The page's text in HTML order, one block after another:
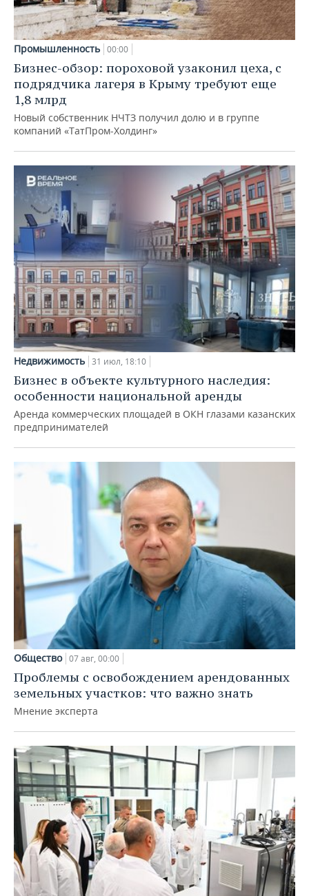
Промышленность 00:00
Бизнес-обзор: пороховой узаконил цеха, с
подрядчика лагеря в Крыму требуют еще
1,8 млрд
Новый собственник НЧТЗ получил долю и в группе
компаний «ТатПром-Холдинг»
Недвижимость 31 июл, 18:10
Бизнес в объекте культурного наследия:
особенности национальной аренды
Аренда коммерческих площадей в ОКН глазами казанских
предпринимателей
Общество 07 авг, 00:00
Проблемы с освобождением арендованных
земельных участков: что важно знать
Мнение эксперта